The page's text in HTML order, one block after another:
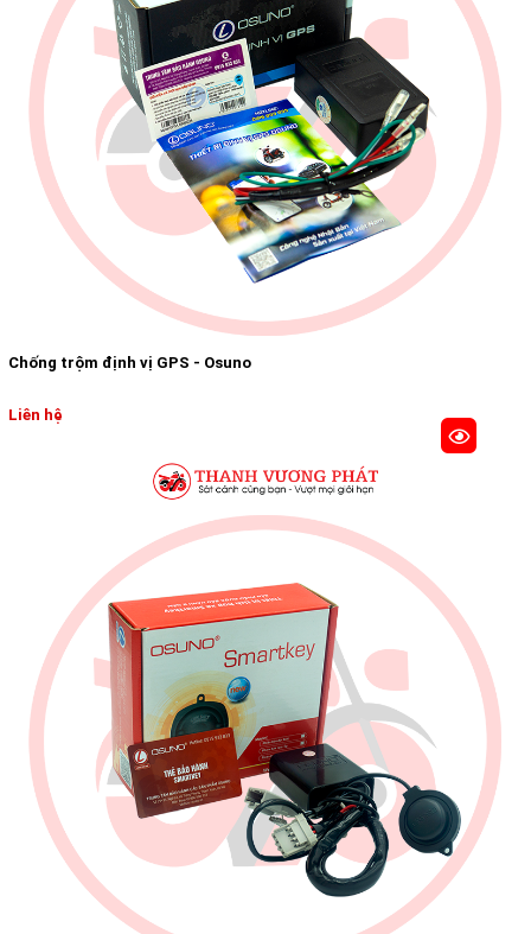
Chống trộm định vị GPS - Osuno
Liên hệ